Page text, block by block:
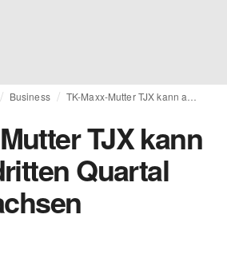
Business
TJX kann
Quartal